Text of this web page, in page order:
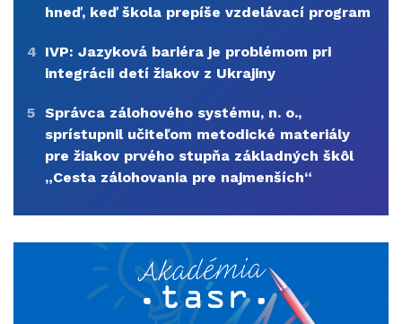
hneď, keď škola prepíše vzdelávací program
4 IVP: Jazyková bariéra je problémom pri
integrácii detí žiakov z Ukrajiny
5 Správca zálohového systému, n. o.,
sprístupnil učiteľom metodické materiály
pre žiakov prvého stupňa základných škôl
„Cesta zálohovania pre najmenších“